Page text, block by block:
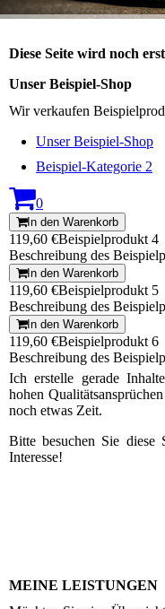
Diese Seite wird noch
Unser Beispiel-Shop
Wir verkaufen
Unser Beispiel-Shop
Beispiel-Kategorie 2
0
In den Warenkorb
119,60 €Beispielprodukt 4
Beschreibung des
In den Warenkorb
119,60 €Beispielprodukt 5
Beschreibung des
In den Warenkorb
119,60 €Beispielprodukt 6
Beschreibung des
Ich erstelle gerade
hohen
noch etwas Zeit.
Bitte besuchen Sie
Interesse!
MEINE LEISTUNGEN